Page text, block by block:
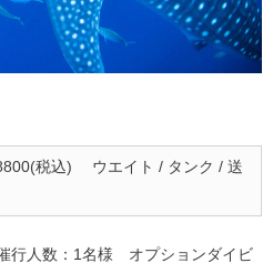
税込) ウエイト / タンク / 送
行人数：1名様 オプションダイビ